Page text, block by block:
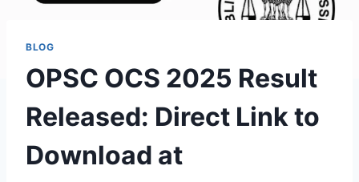
BLOG
OPSC OCS 2025 Result
Released: Direct Link to
Download at